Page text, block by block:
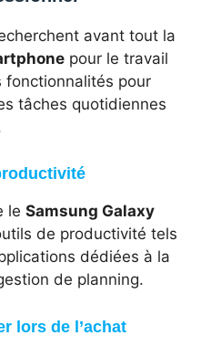
avant tout la
pour le travail
fonctionnalités pour
tâches quotidiennes
le Samsung Galaxy
de productivité tels
dédiées à la
de planning.
lors de l’achat